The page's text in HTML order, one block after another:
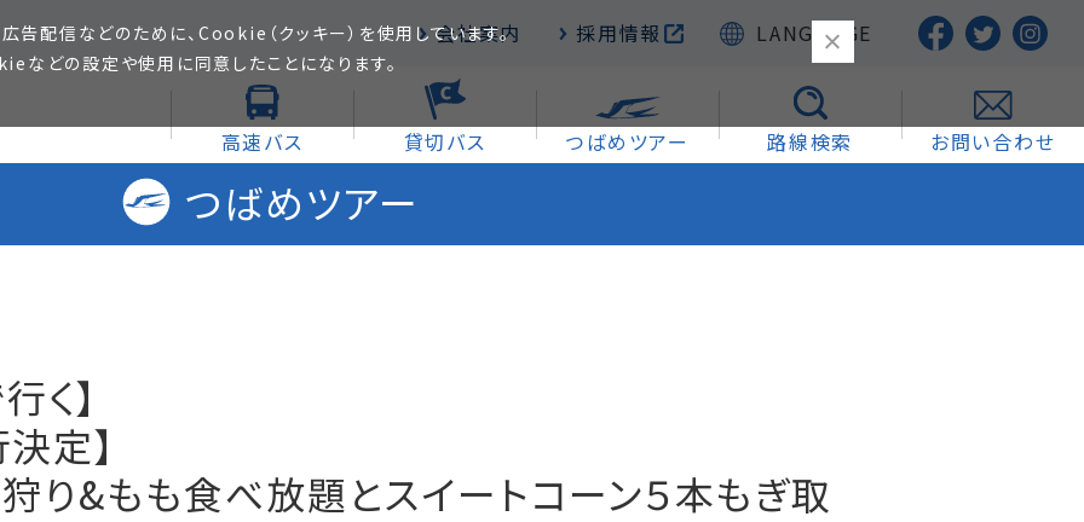
告配信などのために、Cookie（クッキー）を使用しています。
などの設定や使用に同意したことになります。
会社案内 採用情報 LANGUAGE
高速バス 貸切バス つばめツアー 路線検索 お問い合わせ
つばめツアー
く】
定】
り&もも食べ放題とスイートコーン５本もぎ取